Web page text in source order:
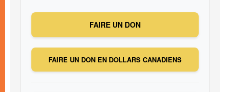
FAIRE UN DON
FAIRE UN DON EN DOLLARS CANADIENS